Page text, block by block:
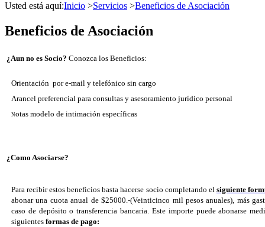
Usted está aquí:Inicio >Servicios >Beneficios de Asociación
Beneficios de Asociación
¿Aun no es Socio? Conozca los Beneficios:
Orientación por e-mail y telefónico sin cargo
Arancel preferencial para consultas y asesoramiento jurídico personal
Notas modelo de intimación específicas
¿Como Asociarse?
Para recibir estos beneficios basta hacerse socio completando el siguiente
abonar una cuota anual de $25000.-(Veinticinco mil pesos anuales), más
caso de depósito o transferencia bancaria. Este importe puede abonarse
siguientes formas de pago: